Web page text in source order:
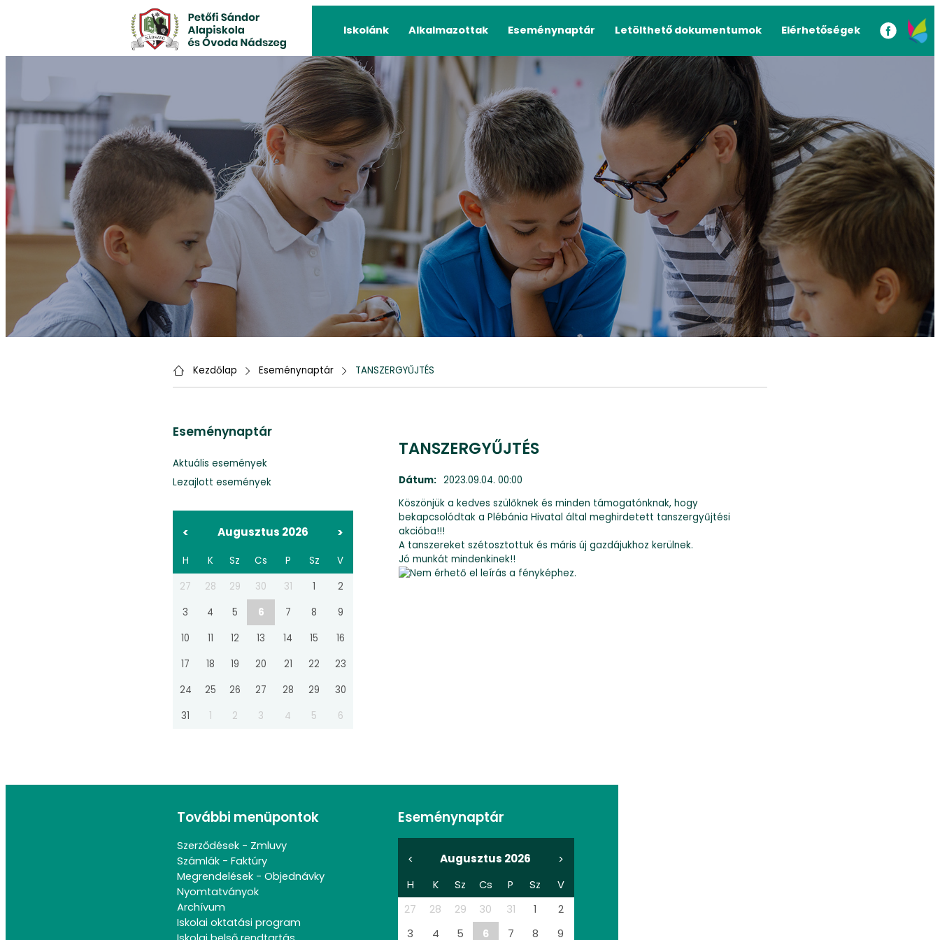
Iskolánk Alkalmazottak Eseménynaptár Letölthető dokumentumok Elérhetőségek
Kezdőlap Eseménynaptár TANSZERGYŰJTÉS
Eseménynaptár
Aktuális események
Lezajlott események
< Augusztus 2026 >
H K Sz Cs P Sz
V
27
28 29 30 31 1
2
3
4 5 6 7 8
9
10
11 12 13 14 15
16
17
18 19 20 21 22
23
24
25 26 27 28 29
30
31
1 2 3 4 5 6
TANSZERGYŰJTÉS
Dátum: 2023.09.04. 00:00
Köszönjük a kedves szülőknek és minden támogatónknak, hogy
bekapcsolódtak a Plébánia Hivatal által meghirdetett tanszergyűjtési
akcióba!!!
A tanszereket szétosztottuk és máris új gazdájukhoz kerülnek.
Jó munkát mindenkinek!!
További menüpontok
Szerződések - Zmluvy
Számlák - Faktúry
Megrendelések - Objednávky
Nyomtatványok
Archívum
Iskolai oktatási program
Eseménynaptár
< Augusztus 2026
>
H
K Sz Cs P Sz
V
27
28 29 30 31 1
2
3
4 5 6 7 8 9